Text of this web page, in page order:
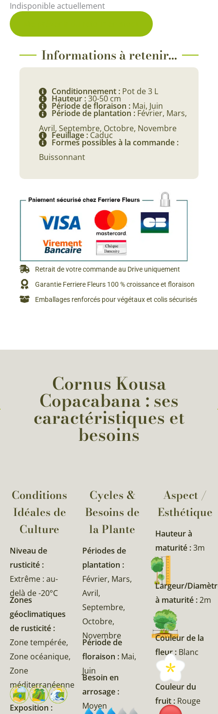
Indisponible actuellement
Informations à retenir...
Conditionnement : Pot de 3 L
Hauteur :30-50 cm
Période de floraison : Mai, Juin
Période de plantation : Février, Mars,
Avril, Septembre, Octobre, Novembre
Feuillage :Caduc
Formes possibles à la commande :
Buissonnant
Retrait de votre commande au Drive uniquement
Garantie Ferriere Fleurs 100 % croissance et floraison
Emballages renforcés pour végétaux et colis sécurisés
Cornus Kousa
Copacabana : ses
caractéristiques et
besoins
Conditions
Idéales de
Culture
Niveau de
rusticité :
Extrême : au-
delà de -20°C
Zones
géoclimatiques
de rusticité :
Zone tempérée,
Zone océanique,
Zone
méditerranéenne
Exposition :
Cycles &
Besoins de
la Plante​
Périodes de
plantation :
Février, Mars,
Avril,
Septembre,
Octobre,
Novembre
Période de
floraison : Mai,
Juin
Besoin en
arrosage :
Moyen
Aspect /
Esthétique
Hauteur à
maturité :3m
Largeur/
à maturité :2m
Couleur de la
fleur : Blanc
Couleur du
fruit : Rouge